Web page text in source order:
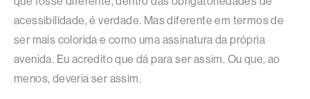
acessibilidade, é verdade. Mas diferente em termos de
ser mais colorida e como uma assinatura da própria
avenida. Eu acredito que dá para ser assim. Ou que, ao
menos, deveria ser assim.